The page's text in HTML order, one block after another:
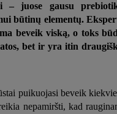
juose gausu
būtinų elementų.
beveik viską, o toks
bet ir yra itin
puikuojasi beveik
nepamiršti, kad